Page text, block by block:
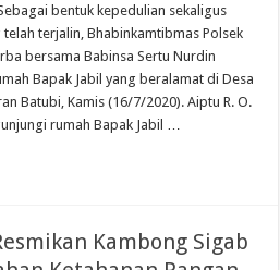
bentuk kepedulian sekaligus
terjalin, Bhabinkamtibmas Polsek
bersama Babinsa Sertu Nurdin
Bapak Jabil yang beralamat di Desa
Batubi, Kamis (16/7/2020). Aiptu R. O.
rumah Bapak Jabil …
Kambong Sigab